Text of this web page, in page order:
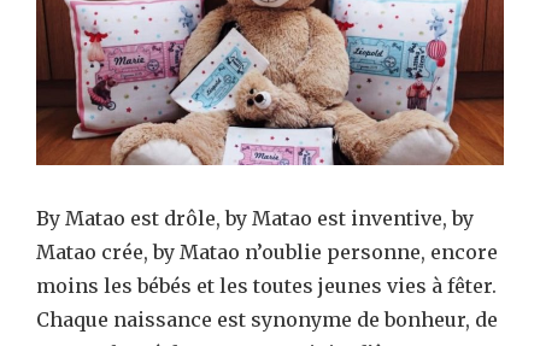
top
5
des
cadeaux
de
By Matao est drôle, by Matao est inventive, by
Matao crée, by Matao n’oublie personne, encore
moins les bébés et les toutes jeunes vies à fêter.
Chaque naissance est synonyme de bonheur, de